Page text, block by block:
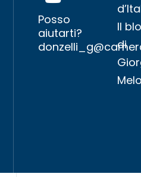
Posso
aiutarti?
Il
di